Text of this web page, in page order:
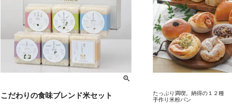
こだわりの食味ブレンド米セット
たっぷり満喫。納得の１２種
手作り米粉パン